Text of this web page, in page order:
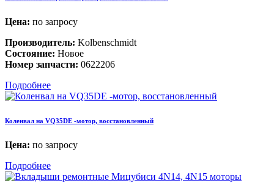
Цена: по запросу
Производитель: Kolbenschmidt
Состояние: Новое
Номер запчасти: 0622206
Подробнее
Коленвал на VQ35DE -мотор, восстановленный
Цена: по запросу
Подробнее